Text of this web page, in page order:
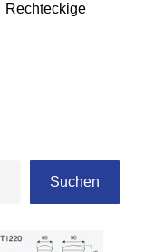
Rechteckige
Suchen